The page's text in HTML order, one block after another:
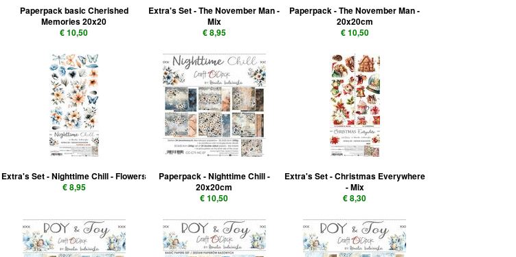
Paperpack basic Cherished
Memories 20x20
€ 10,50
Extra's Set - The November Man -
Mix
€ 8,95
Paperpack - The November Man -
20x20cm
€ 10,50
Extra's Set - Nighttime Chill - Flowers
€ 8,95
Paperpack - Nighttime Chill -
20x20cm
€ 10,50
Extra's Set - Christmas Everywhere
- Mix
€ 8,30